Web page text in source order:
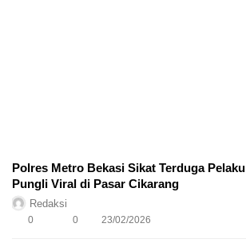
Polres Metro Bekasi Sikat Terduga Pelaku
Pungli Viral di Pasar Cikarang
Redaksi
0 0 23/02/2026